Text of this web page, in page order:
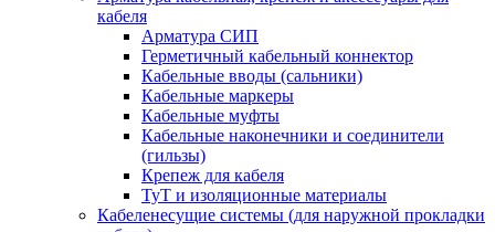
кабеля
Арматура СИП
Герметичный кабельный коннектор
Кабельные вводы (сальники)
Кабельные маркеры
Кабельные муфты
Кабельные наконечники и соединители
(гильзы)
Крепеж для кабеля
ТуТ и изоляционные материалы
Кабеленесущие системы (для наружной прокладки